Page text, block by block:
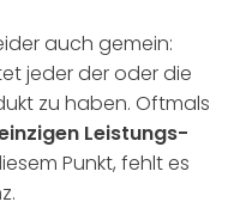
auch gemein:
jeder der oder die
zu haben. Oftmals
Leistungs-
Punkt, fehlt es